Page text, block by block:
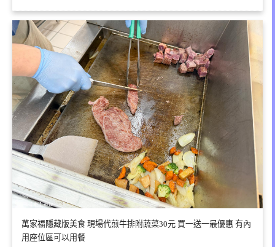
萬家福隱藏版美食 現場代煎牛排附蔬菜30元 買一送一最優惠 有內
用座位區可以用餐